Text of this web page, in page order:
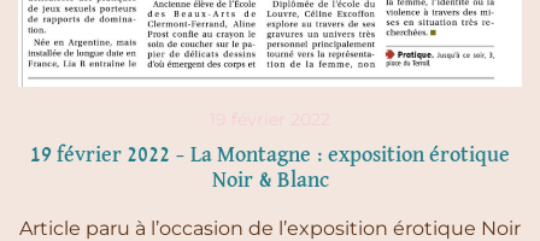
19 février 2022
19 février 2022 – La Montagne : exposition érotique
Noir & Blanc
Article paru à l’occasion de l’exposition érotique Noir